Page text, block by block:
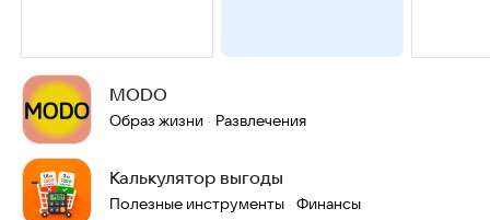
MODO
Образ жизни · Развлечения
Калькулятор выгоды
Полезные инструменты · Финансы